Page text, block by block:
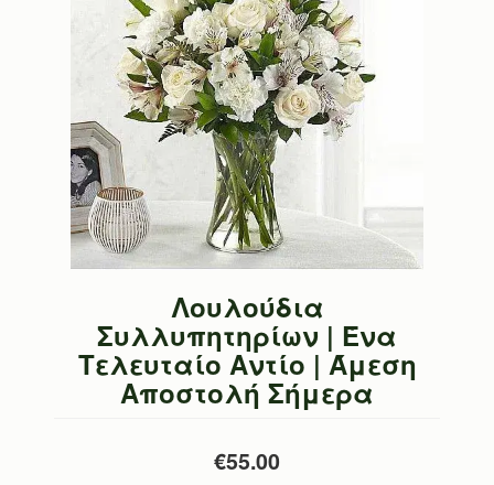
Λουλούδια
Συλλυπητηρίων | Ένα
Τελευταίο Αντίο | Άμεση
Αποστολή Σήμερα
€55.00